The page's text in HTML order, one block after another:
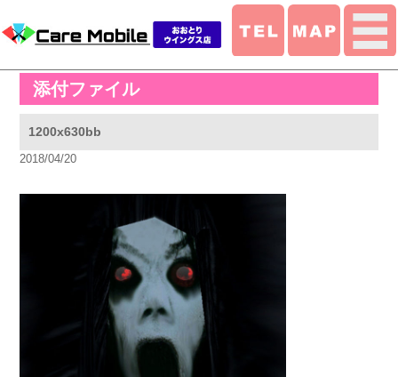
添付ファイル
1200x630bb
2018/04/20